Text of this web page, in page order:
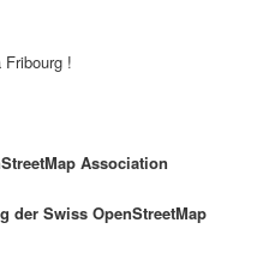
!
Association
der Swiss OpenStreetMap